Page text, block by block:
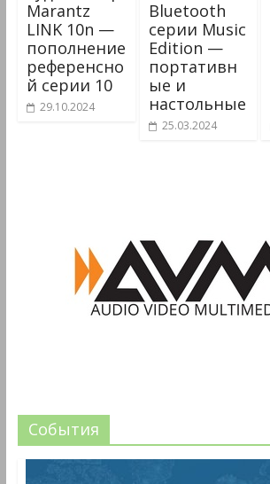
Marantz
LINK 10n —
пополнение
референсно
й серии 10
29.10.2024
Bluetooth
серии Music
Edition —
портативн
ые и
настольные
25.03.2024
События